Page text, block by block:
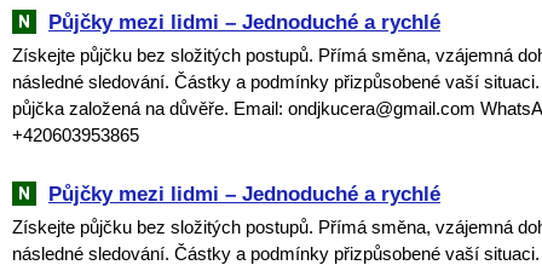
Půjčky mezi lidmi – Jednoduché a rychlé
Získejte půjčku bez složitých postupů. Přímá směna, vzájemná
následné sledování. Částky a podmínky přizpůsobené vaší
půjčka založená na důvěře. Email: ondjkucera@gmail.com
+420603953865
Půjčky mezi lidmi – Jednoduché a rychlé
Získejte půjčku bez složitých postupů. Přímá směna, vzájemná
následné sledování. Částky a podmínky přizpůsobené vaší